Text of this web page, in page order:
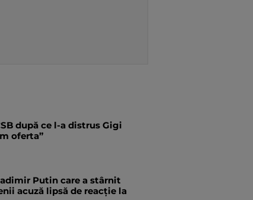
după ce l-a distrus Gigi
oferta”
Putin care a stârnit
acuză lipsă de reacție la